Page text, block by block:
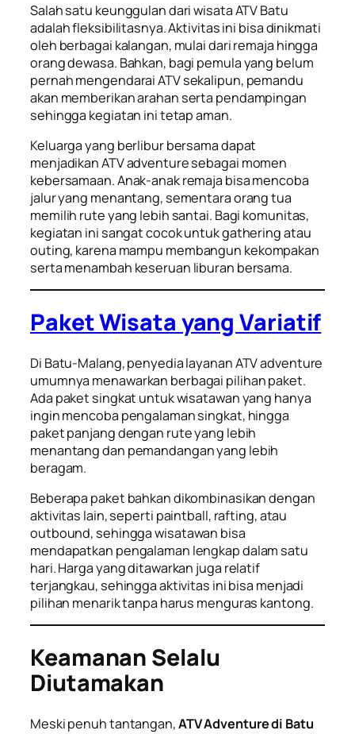
Salah satu keunggulan dari wisata ATV Batu
adalah fleksibilitasnya. Aktivitas ini bisa dinikmati
oleh berbagai kalangan, mulai dari remaja hingga
orang dewasa. Bahkan, bagi pemula yang belum
pernah mengendarai ATV sekalipun, pemandu
akan memberikan arahan serta pendampingan
sehingga kegiatan ini tetap aman.
Keluarga yang berlibur bersama dapat
menjadikan ATV adventure sebagai momen
kebersamaan. Anak-anak remaja bisa mencoba
jalur yang menantang, sementara orang tua
memilih rute yang lebih santai. Bagi komunitas,
kegiatan ini sangat cocok untukgatheringatau
outing, karena mampu membangun kekompakan
serta menambah keseruan liburan bersama.
Paket Wisata yang Variatif
Di Batu-Malang, penyedia layanan ATV adventure
umumnya menawarkan berbagai pilihan paket.
Ada paket singkat untuk wisatawan yang hanya
ingin mencoba pengalaman singkat, hingga
paket panjang dengan rute yang lebih
menantang dan pemandangan yang lebih
beragam.
Beberapa paket bahkan dikombinasikan dengan
aktivitas lain, seperti paintball, rafting, atau
outbound, sehingga wisatawan bisa
mendapatkan pengalaman lengkap dalam satu
hari. Harga yang ditawarkan juga relatif
terjangkau, sehingga aktivitas ini bisa menjadi
pilihan menarik tanpa harus menguras kantong.
Keamanan Selalu
Diutamakan
Meski penuh tantangan,ATV Adventure di Batu